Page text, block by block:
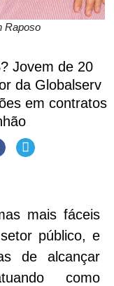
Raposo
Jovem de 20
da Globalserv
em contratos
mais fáceis
público, e
de alcançar
como